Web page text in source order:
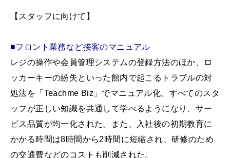
【スタッフに向けて】
■フロント業務など接客のマニュアル
レジの操作や会員管理システムの登録方法のほか、ロ
ッカーキーの紛失といった館内で起こるトラブルの対
処法を「Teachme Biz」でマニュアル化。すべてのスタ
ッフが正しい知識を共通して学べるようになり、サー
ビス品質が均一化された。また、入社後の初期教育に
かかる時間は8時間から2時間に短縮され、研修のため
の交通費などのコストも削減された。